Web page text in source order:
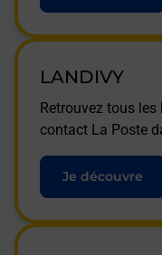
LANDIVY
Retrouvez tous
contact La Poste
Je découvre